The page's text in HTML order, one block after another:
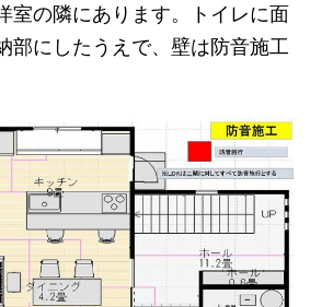
室の隣にあります。トイレに面
部にしたうえで、壁は防音施工